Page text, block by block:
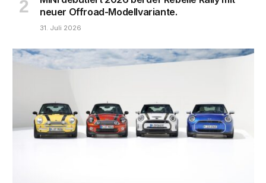
neuer Offroad-Modellvariante.
31. Juli 2026